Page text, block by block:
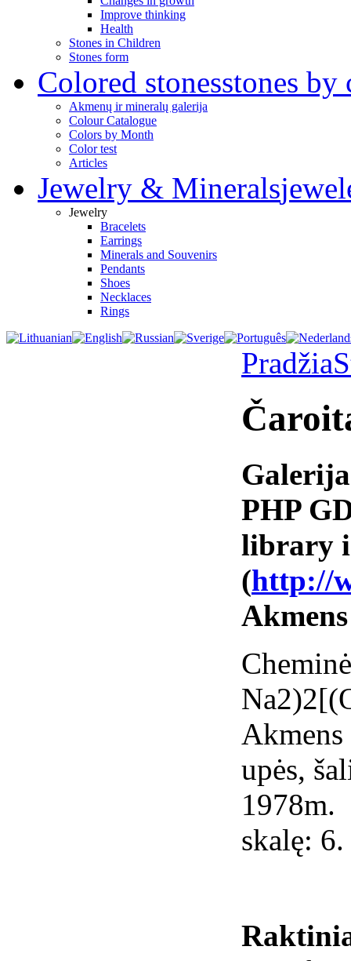
Improve thinking
Health
Stones in Children
Stones form
Colored stonesstones by
Akmenų ir mineralų galerija
Colour Catalogue
Colors by Month
Color test
Articles
Jewelry & Minerals
Jewelry
Bracelets
Earrings
Minerals and Souvenirs
Pendants
Shoes
Necklaces
Rings
Pradžia
Galerija
PHP
library
(http://
Akmens
upės,
1978m.
skalę: 6.